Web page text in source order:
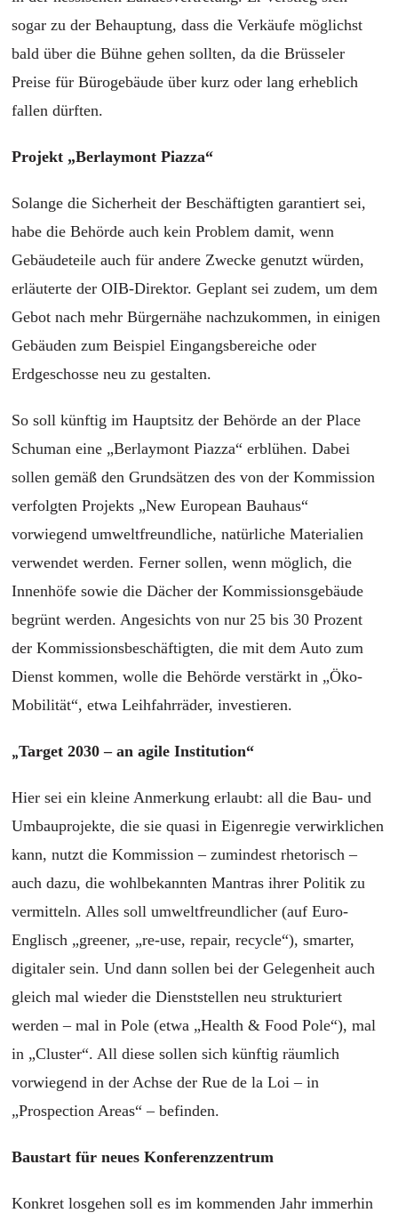
sogar zu der Behauptung, dass die Verkäufe möglichst
bald über die Bühne gehen sollten, da die Brüsseler
Preise für Bürogebäude über kurz oder lang erheblich
fallen dürften.
Projekt „Berlaymont Piazza“
Solange die Sicherheit der Beschäftigten garantiert sei,
habe die Behörde auch kein Problem damit, wenn
Gebäudeteile auch für andere Zwecke genutzt würden,
erläuterte der OIB-Direktor. Geplant sei zudem, um dem
Gebot nach mehr Bürgernähe nachzukommen, in einigen
Gebäuden zum Beispiel Eingangsbereiche oder
Erdgeschosse neu zu gestalten.
So soll künftig im Hauptsitz der Behörde an der Place
Schuman eine „Berlaymont Piazza“ erblühen. Dabei
sollen gemäß den Grundsätzen des von der Kommission
verfolgten Projekts „New European Bauhaus“
vorwiegend umweltfreundliche, natürliche Materialien
verwendet werden. Ferner sollen, wenn möglich, die
Innenhöfe sowie die Dächer der Kommissionsgebäude
begrünt werden. Angesichts von nur 25 bis 30 Prozent
der Kommissionsbeschäftigten, die mit dem Auto zum
Dienst kommen, wolle die Behörde verstärkt in „Öko-
Mobilität“, etwa Leihfahrräder, investieren.
„Target 2030 – an agile Institution“
Hier sei ein kleine Anmerkung erlaubt: all die Bau- und
Umbauprojekte, die sie quasi in Eigenregie verwirklichen
kann, nutzt die Kommission – zumindest rhetorisch –
auch dazu, die wohlbekannten Mantras ihrer Politik zu
vermitteln. Alles soll umweltfreundlicher (auf Euro-
Englisch „greener, „re-use, repair, recycle“), smarter,
digitaler sein. Und dann sollen bei der Gelegenheit auch
gleich mal wieder die Dienststellen neu strukturiert
werden – mal in Pole (etwa „Health & Food Pole“), mal
in „Cluster“. All diese sollen sich künftig räumlich
vorwiegend in der Achse der Rue de la Loi – in
„Prospection Areas“ – befinden.
Baustart für neues Konferenzzentrum
Konkret losgehen soll es im kommenden Jahr immerhin